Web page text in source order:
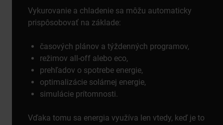
Vykurovanie a chladenie sa môžu automaticky
prispôsobovať na základe:
časových plánov a týždenných programov,
režimov all-off alebo eco,
prehľadov o spotrebe energie,
optimalizácie solárnej energie,
simulácie prítomnosti.
Vďaka tomu sa energia využíva len vtedy, keď je to